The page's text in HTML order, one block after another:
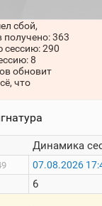
сбой,
363
сессию: 290
8
обновит
что
Динамика
07.08.2026
6